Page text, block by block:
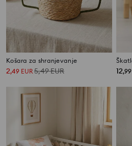
Košara za shranjevanje
2,49 EUR 5,49EUR 12,99